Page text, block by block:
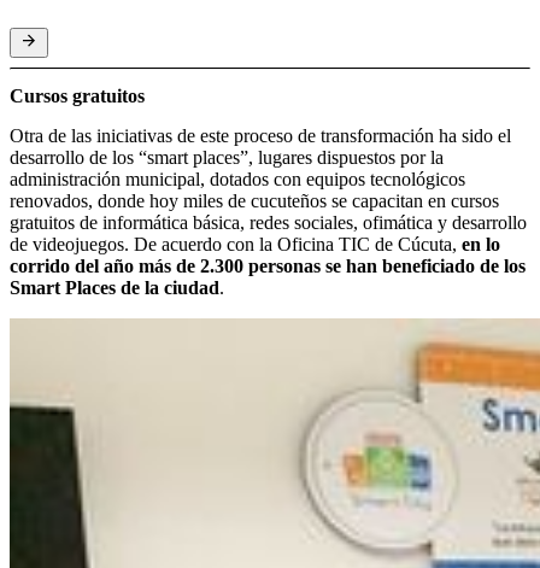
Cursos gratuitos
Otra de las iniciativas de este proceso de transformación ha sido el
desarrollo de los “smart places”, lugares dispuestos por la
administración municipal, dotados con equipos tecnológicos
renovados, donde hoy miles de cucuteños se capacitan en cursos
gratuitos de informática básica, redes sociales, ofimática y desarrollo
de videojuegos. De acuerdo con la Oficina TIC de Cúcuta, en lo
corrido del año más de 2.300 personas se han beneficiado de los
Smart Places de la ciudad.